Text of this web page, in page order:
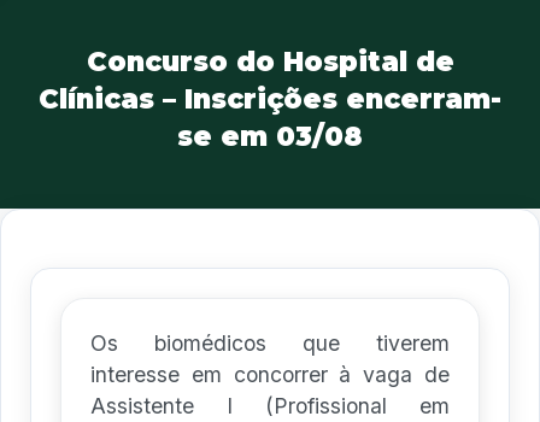
Concurso do Hospital de
Clínicas – Inscrições encerram-
se em 03/08
Os biomédicos que tiverem
interesse em concorrer à vaga de
Assistente I (Profissional em